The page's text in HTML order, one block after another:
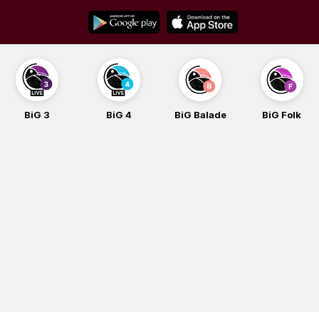
content
BiG 3 BiG 4 BiG Balade BiG Folk